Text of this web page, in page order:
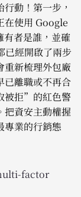
動！第一步，
在使用 Google
者是誰，並確
已經開啟了兩步
重新梳理外包廠
已離職或不再合
被拒”的紅色警
把資安主動權握
專業的行銷態
factor